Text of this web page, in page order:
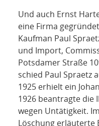
Und auch Ernst
eine Firma
Kaufman Paul
und Import,
Potsdamer Straße
schied Paul Spraetz
1925 erhielt ein
1926 beantragte die
wegen Untätigkeit.
Löschung erläuterte